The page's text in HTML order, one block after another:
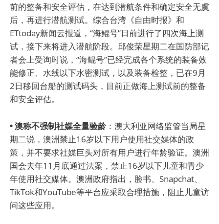
前的整备和安全评估，在达到潜航条件和确定安全无虞
后，再进行潜航测试。综合台湾《自由时报》和
ETtoday新闻云报道，“海鲲号”日前进行了四次海上测
试，接下来将进入潜航阶段。邱俊荣星期二在国防部记
者会上受询时说，“海鲲号”已经完成各个系统的装备效
能修正、水线以下水密测试，以及装备检整，已在9月
2日移回台船的测试码头，目前正做海上测试前的整备
和安全评估。
• 澳称不强制社媒全量验龄 ：澳大利亚网络监管当局星
期二说，澳洲禁止16岁以下用户使用社交媒体的政
策，并不要求社媒巨头对所有用户进行年龄验证。澳洲
国会去年11月底通过法案，禁止16岁以下儿童和青少
年使用社交媒体。澳洲政府指出，脸书、Snapchat、
TikTok和YouTube等平台应采取合理措施，阻止儿童访
问这些应用。